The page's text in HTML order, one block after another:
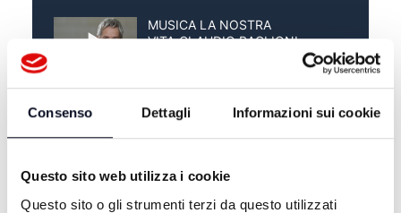
Consenso Dettagli Informazioni sui cookie
Questo sito web utilizza i cookie
Questo sito o gli strumenti terzi da questo utilizzati
MUSICA LA NOSTRA
VITA_CLAUDIO BAGLIONI -
BERGAMINI - 15/05/2026
- 08/05/2026